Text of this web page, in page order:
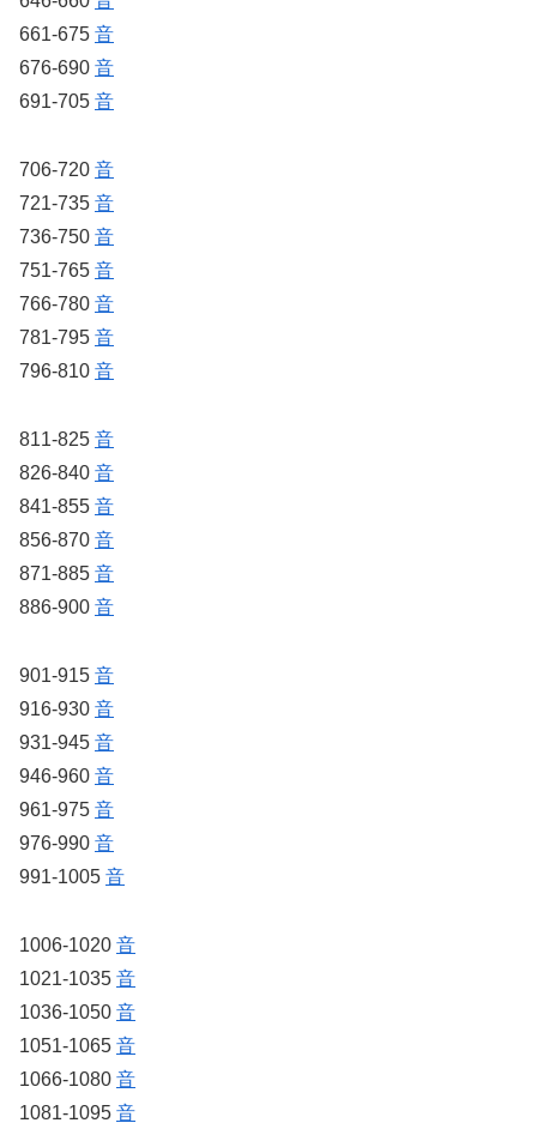
661-675 音
676-690 音
691-705 音
706-720 音
721-735 音
736-750 音
751-765 音
766-780 音
781-795 音
796-810 音
811-825 音
826-840 音
841-855 音
856-870 音
871-885 音
886-900 音
901-915 音
916-930 音
931-945 音
946-960 音
961-975 音
976-990 音
991-1005 音
1006-1020 音
1021-1035 音
1036-1050 音
1051-1065 音
1066-1080 音
1081-1095 音